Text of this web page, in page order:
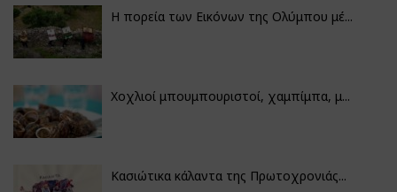
Η πορεία των Εικόνων της Ολύμπου μέ...
Χοχλιοί μπουμπουριστοί, χαμπίμπα, μ...
Κασιώτικα κάλαντα της Πρωτοχρονιάς...